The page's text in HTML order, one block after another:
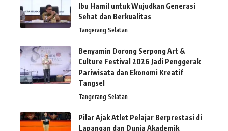
Ibu Hamil untuk Wujudkan Generasi
Sehat dan Berkualitas
Tangerang Selatan
Benyamin Dorong Serpong Art &
Culture Festival 2026 Jadi Penggerak
Pariwisata dan Ekonomi Kreatif
Tangsel
Tangerang Selatan
Pilar Ajak Atlet Pelajar Berprestasi di
Lapangan dan Dunia Akademik